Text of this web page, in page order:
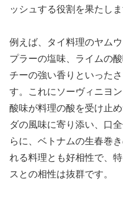
ッシュする役割を果たしま
例えば、タイ料理のヤム
プラーの塩味、ライムの
チーの強い香りといった
す。これにソーヴィニヨ
酸味が料理の酸を受け止
ダの風味に寄り添い、口
らに、ベトナムの生春巻
れる料理とも好相性で、
スとの相性は抜群です。